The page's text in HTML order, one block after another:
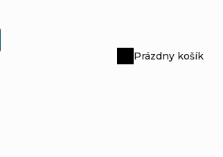
Nákupný
Prázdny košík